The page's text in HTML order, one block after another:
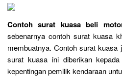
Contoh surat kuasa beli
sebenarnya contoh surat kuasa
membuatnya. Contoh surat kuasa
surat kuasa ini diberikan
kepentingan pemilik kendaraan